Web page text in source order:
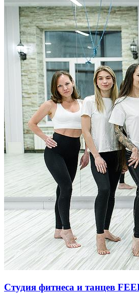
Студия фитнеса и танцев